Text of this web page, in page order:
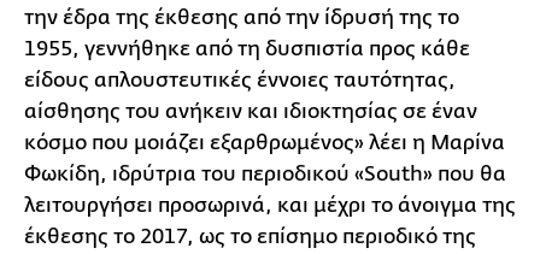
την έδρα της έκθεσης από την ίδρυσή της το
1955, γεννήθηκε από τη δυσπιστία προς κάθε
είδους απλουστευτικές έννοιες ταυτότητας,
αίσθησης του ανήκειν και ιδιοκτησίας σε έναν
κόσμο που μοιάζει εξαρθρωμένος» λέει η Μαρίνα
Φωκίδη, ιδρύτρια του περιοδικού «South» που θα
λειτουργήσει προσωρινά, και μέχρι το άνοιγμα της
έκθεσης το 2017, ως το επίσημο περιοδικό της